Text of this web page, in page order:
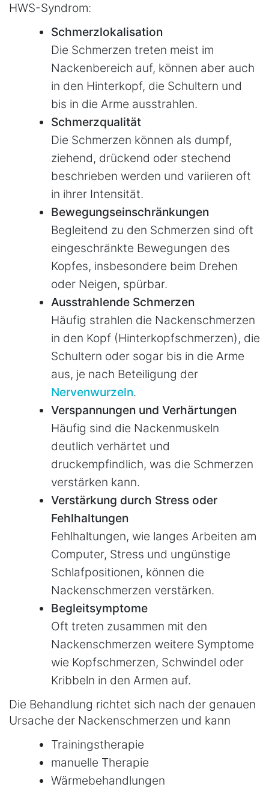
HWS-Syndrom:
Schmerzlokalisation
Die Schmerzen treten meist im
Nackenbereich auf, können aber auch
in den Hinterkopf, die Schultern und
bis in die Arme ausstrahlen.
Schmerzqualität
Die Schmerzen können als dumpf,
ziehend, drückend oder stechend
beschrieben werden und variieren oft
in ihrer Intensität.
Bewegungseinschränkungen
Begleitend zu den Schmerzen sind oft
eingeschränkte Bewegungen des
Kopfes, insbesondere beim Drehen
oder Neigen, spürbar.
Ausstrahlende Schmerzen
Häufig strahlen die Nackenschmerzen
in den Kopf (Hinterkopfschmerzen), die
Schultern oder sogar bis in die Arme
aus, je nach Beteiligung der
Nervenwurzeln.
Verspannungen und Verhärtungen
Häufig sind die Nackenmuskeln
deutlich verhärtet und
druckempfindlich, was die Schmerzen
verstärken kann.
Verstärkung durch Stress oder
Fehlhaltungen
Fehlhaltungen, wie langes Arbeiten am
Computer, Stress und ungünstige
Schlafpositionen, können die
Nackenschmerzen verstärken.
Begleitsymptome
Oft treten zusammen mit den
Nackenschmerzen weitere Symptome
wie Kopfschmerzen, Schwindel oder
Kribbeln in den Armen auf.
Die Behandlung richtet sich nach der genauen
Ursache der Nackenschmerzen und kann
Trainingstherapie
manuelle Therapie
Wärmebehandlungen